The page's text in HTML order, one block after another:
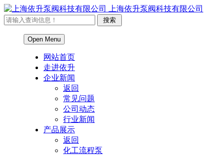
上海依升泵阀科技有限公司
Open Menu
网站首页
走进依升
企业新闻
返回
常见问题
公司动态
行业新闻
产品展示
返回
化工流程泵